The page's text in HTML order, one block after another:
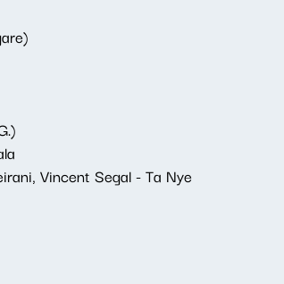
Vincent Segal - Ta Nye